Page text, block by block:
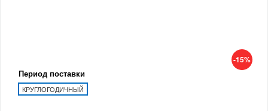
-15%
Период поставки
КРУГЛОГОДИЧНЫЙ